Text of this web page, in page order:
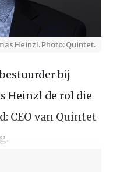
Heinzl. Photo: Quintet.
bij
Heinzl de rol die
CEO van Quintet